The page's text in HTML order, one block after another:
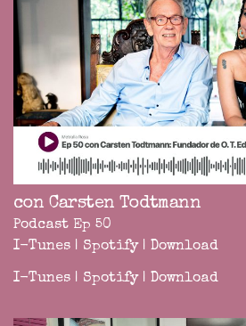
con Carsten Todtmann
Podcast Ep 50
I-Tunes | Spotify| Download
I-Tunes | Spotify| Download